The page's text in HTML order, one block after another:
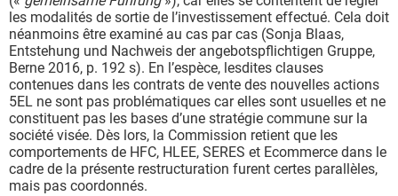
les modalités de sortie de l’investissement effectué. Cela doit
néanmoins être examiné au cas par cas (Sonja Blaas,
Entstehung und Nachweis der angebotspflichtigen Gruppe,
Berne 2016, p. 192 s). En l’espèce, lesdites clauses
contenues dans les contrats de vente des nouvelles actions
5EL ne sont pas problématiques car elles sont usuelles et ne
constituent pas les bases d’une stratégie commune sur la
société visée. Dès lors, la Commission retient que les
comportements de HFC, HLEE, SERES et Ecommerce dans le
cadre de la présente restructuration furent certes parallèles,
mais pas coordonnés.